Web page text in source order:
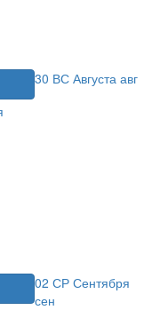
30 ВС Августа авг
02 СР Сентября
сен